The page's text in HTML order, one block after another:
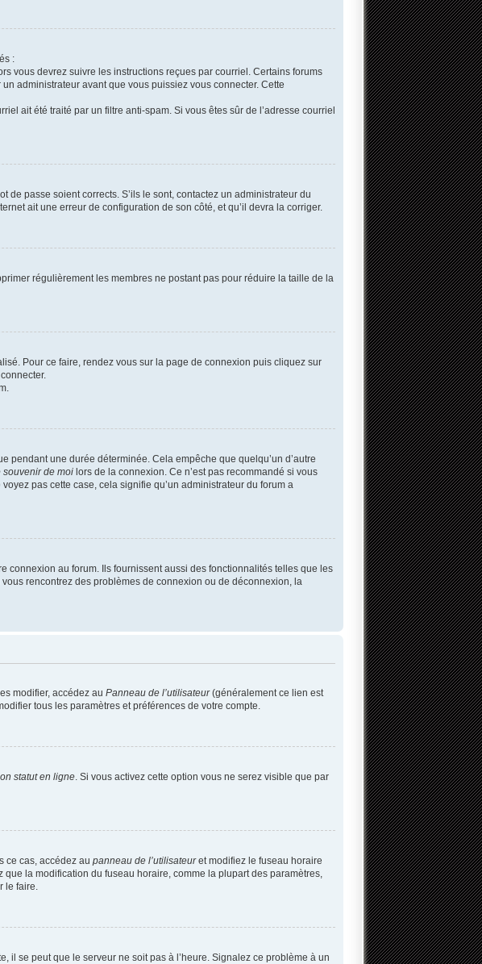
:
vous devrez suivre les instructions reçues par courriel. Certains forums
administrateur avant que vous puissiez vous connecter. Cette
ait été traité par un filtre anti-spam. Si vous êtes sûr de l’adresse courriel
de passe soient corrects. S’ils le sont, contactez un administrateur du
ait une erreur de configuration de son côté, et qu’il devra la corriger.
régulièrement les membres ne postant pas pour réduire la taille de la
Pour ce faire, rendez vous sur la page de connexion puis cliquez sur
pendant une durée déterminée. Cela empêche que quelqu’un d’autre
souvenir de moi lors de la connexion. Ce n’est pas recommandé si vous
pas cette case, cela signifie qu’un administrateur du forum a
connexion au forum. Ils fournissent aussi des fonctionnalités telles que les
rencontrez des problèmes de connexion ou de déconnexion, la
modifier, accédez au Panneau de l’utilisateur(généralement ce lien est
tous les paramètres et préférences de votre compte.
statut en ligne. Si vous activez cette option vous ne serez visible que par
ce cas, accédez au panneau de l’utilisateuret modifiez le fuseau horaire
la modification du fuseau horaire, comme la plupart des paramètres,
le faire.
il se peut que le serveur ne soit pas à l’heure. Signalez ce problème à un